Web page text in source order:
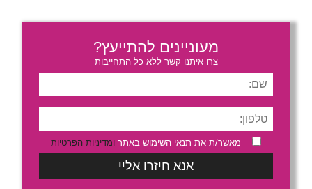
מעוניינים להתייעץ?
צרו איתנו קשר ללא כל התחייבות
מאשר/ת את תנאי השימוש באתר ומדיניות הפרטיות